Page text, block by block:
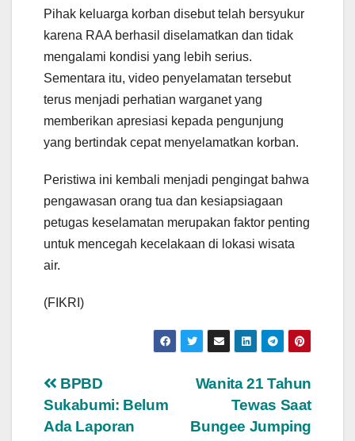
Pihak keluarga korban disebut telah bersyukur
karena RAA berhasil diselamatkan dan tidak
mengalami kondisi yang lebih serius.
Sementara itu, video penyelamatan tersebut
terus menjadi perhatian warganet yang
memberikan apresiasi kepada pengunjung
yang bertindak cepat menyelamatkan korban.
Peristiwa ini kembali menjadi pengingat bahwa
pengawasan orang tua dan kesiapsiagaan
petugas keselamatan merupakan faktor penting
untuk mencegah kecelakaan di lokasi wisata
air.
(FIKRI)
Navigasi
pos
Wanita 21 Tahun
Tewas Saat
Bungee Jumping
BPBD
Sukabumi: Belum
Ada Laporan